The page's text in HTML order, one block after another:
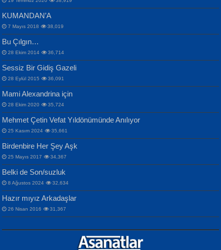
İPEK ACAR SERT
Gazze’nin Şecaati, Ümmetin İmtihanı...
MAHMUT GÜRBÜZ
İbrahim Olmak ve Bitirebilmek...
NURAN KÖSE BAYDAR
Selahattin Yıldız
İdrakimle Üşürken...
Songül Özel
Mahzen...
ERDEM BAYAZIT
Sana, Bana, Vatanıma, Ülkemin
İnsanlarına Dair...
NAZIM HİKMET RAN
Bir Cezaevinde, Tecritteki Adamın
Mektupları...
KUMANDAN’A
7 Mayıs 2018 38,019
Bu Çılgın…
28 Ekim 2014 36,714
Sessiz Bir Gidiş Gazeli
28 Eylül 2015 36,091
Mami Alexandrina için
28 Ekim 2020 35,724
Mehmet Çetin Vefat Yıldönümünde Anılıyor
25 Kasım 2024 35,661
Birdenbire Her Şey Aşk
25 Mayıs 2017 34,367
Belki de Son/suzluk
8 Ağustos 2024 32,634
Hazır mıyız Arkadaşlar
26 Nisan 2016 31,367